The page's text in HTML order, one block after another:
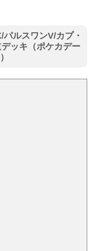
ルスワンV/カプ・
ッキ（ポケカデー